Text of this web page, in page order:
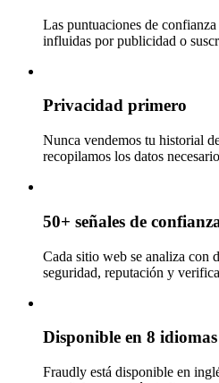
Las puntuaciones de
influidas por publicidad o
Privacidad primero
Nunca vendemos tu historial
recopilamos los datos
50+ señales de
Cada sitio web se analiza con
seguridad, reputación y
Disponible en 8 idiomas
Fraudly está disponible en